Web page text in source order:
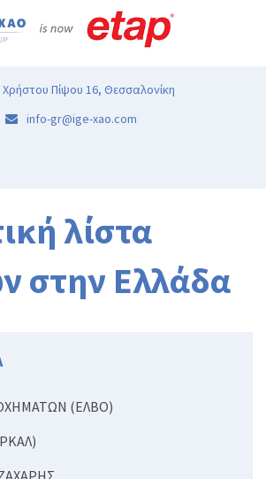
Χρήστου Πίψου 16, Θεσσαλονίκη
info-gr@ige-xao.com
λίστα
στην Ελλάδα
(ΕΛΒΟ)